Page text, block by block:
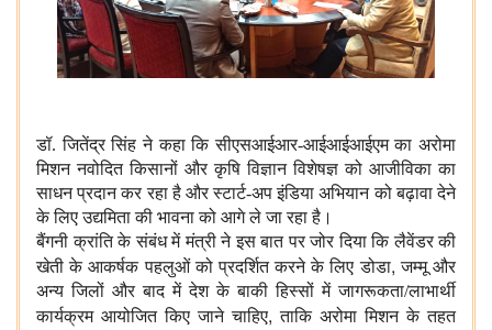
डॉ. जितेंद्र सिंह ने कहा कि सीएसआईआर-आईआईआईएम का अरोमा
मिशन नवोदित किसानों और कृषि विज्ञान विशेषज्ञ को आजीविका का
साधन प्रदान कर रहा है और स्टार्ट-अप इंडिया अभियान को बढ़ावा देने
के लिए उद्यमिता की भावना को आगे ले जा रहा है।
बैंगनी क्रांति के संबंध में मंत्री ने इस बात पर जोर दिया कि लैवेंडर की
खेती के आकर्षक पहलुओं को प्रदर्शित करने के लिए डोडा,जम्मू और
अन्य जिलों और बाद में देश के बाकी हिस्सों में जागरूकता/लाभार्थी
कार्यक्रम आयोजित किए जाने चाहिए,ताकि अरोमा मिशन के तहत